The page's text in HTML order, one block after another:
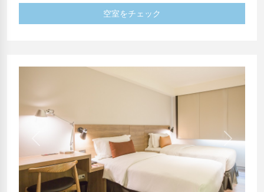
空室をチェック
Previous Next